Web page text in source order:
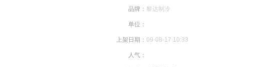
品牌： 黎达制冷
单位：
上架日期： 09-08-17 10:33
人气：